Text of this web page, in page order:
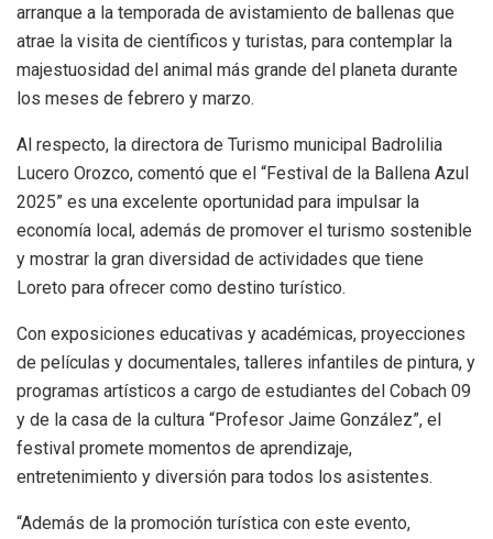
arranque a la temporada de avistamiento de ballenas que
atrae la visita de científicos y turistas, para contemplar la
majestuosidad del animal más grande del planeta durante
los meses de febrero y marzo.
Al respecto, la directora de Turismo municipal Badrolilia
Lucero Orozco, comentó que el “Festival de la Ballena Azul
2025” es una excelente oportunidad para impulsar la
economía local, además de promover el turismo sostenible
y mostrar la gran diversidad de actividades que tiene
Loreto para ofrecer como destino turístico.
Con exposiciones educativas y académicas, proyecciones
de películas y documentales, talleres infantiles de pintura, y
programas artísticos a cargo de estudiantes del Cobach 09
y de la casa de la cultura “Profesor Jaime González”, el
festival promete momentos de aprendizaje,
entretenimiento y diversión para todos los asistentes.
“Además de la promoción turística con este evento,